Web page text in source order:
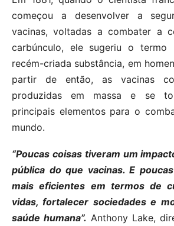
começou a desenvolver a
vacinas, voltadas a combater a
carbúnculo, ele sugeriu o termo
recém-criada substância, em
partir de então, as vacinas
produzidas em massa e se
principais elementos para o
mundo.
“Poucas coisas tiveram um
pública do que vacinas. E
mais eficientes em termos de
vidas, fortalecer sociedades e
saúde humana”. Anthony Lake,